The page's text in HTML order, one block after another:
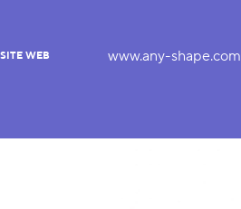
SITE WEB www.any-shape.com